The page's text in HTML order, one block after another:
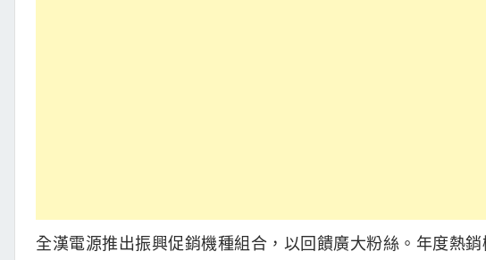
全漢電源推出振興促銷機種組合，以回饋廣大粉絲。年度熱